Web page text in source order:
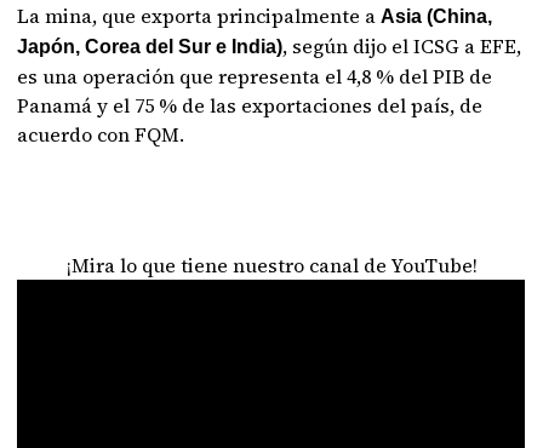
La mina, que exporta principalmente aAsia (China,
Japón, Corea del Sur e India), según dijo el ICSG a EFE,
es una operación que representa el 4,8 % del PIB de
Panamá y el 75 % de las exportaciones del país, de
acuerdo con FQM.
¡Mira lo que tiene nuestro canal de YouTube!